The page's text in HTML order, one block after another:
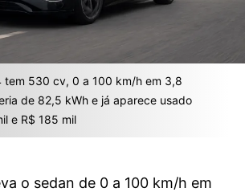
tem 530 cv, 0 a 100 km/h em 3,8
de 82,5 kWh e já aparece usado
e R$ 185 mil
o sedan de 0 a 100 km/h em